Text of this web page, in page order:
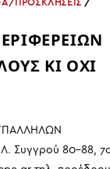
ΠΡΟΣΚΛΗΣΕΙΣ /
ΚΙ ΟΧΙ
Συγγρού 80-88,